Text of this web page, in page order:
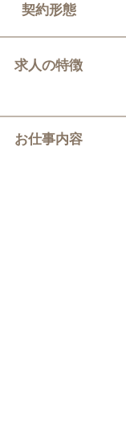
契約形態
求人の特徴
お仕事内容